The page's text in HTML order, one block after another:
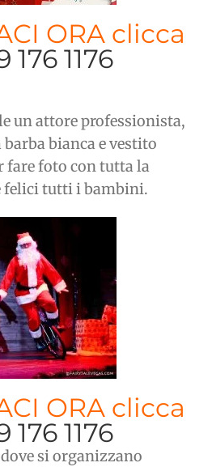
ORA clicca
176 1176
un attore professionista,
bianca e vestito
fare foto con tutta la
felici tutti i bambini.
ORA clicca
176 1176
si organizzano